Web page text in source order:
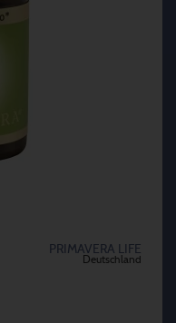
PRIMAVERA LIFE
Deutschland